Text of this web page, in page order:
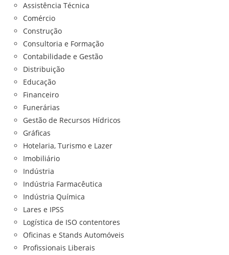
Assistência Técnica
Comércio
Construção
Consultoria e Formação
Contabilidade e Gestão
Distribuição
Educação
Financeiro
Funerárias
Gestão de Recursos Hídricos
Gráficas
Hotelaria, Turismo e Lazer
Imobiliário
Indústria
Indústria Farmacêutica
Indústria Química
Lares e IPSS
Logística de ISO contentores
Oficinas e Stands Automóveis
Profissionais Liberais